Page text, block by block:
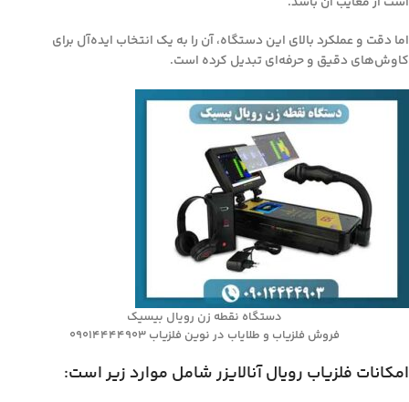
اما دقت و عملکرد بالای این دستگاه، آن را به یک انتخاب ایده‌آل برای
کاوش‌های دقیق و حرفه‌ای تبدیل کرده است.
دستگاه نقطه زن رویال بیسیک
فروش فلزیاب و طلایاب در نوین فلزیاب 09014444903
امکانات فلزیاب رویال آنالایزر شامل موارد زیر است: